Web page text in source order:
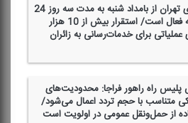
متروی تهران از بامداد شنبه به مدت سه روز 24
ساعته فعال است/ استقرار بیش از 10 هزار
عملیاتی برای خدمات‌رسانی به زائران
پلیس راه راهور فراجا: محدودیت‌های
متناسب با حجم تردد اعمال می‌شود/
از حمل‌ونقل عمومی در اولویت است